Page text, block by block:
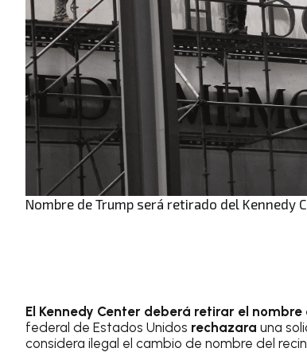
Nombre de Trump será retirado del Kennedy
El Kennedy Center deberá retirar el
federal de Estados Unidos rechazara una
considera ilegal el cambio de nombre del